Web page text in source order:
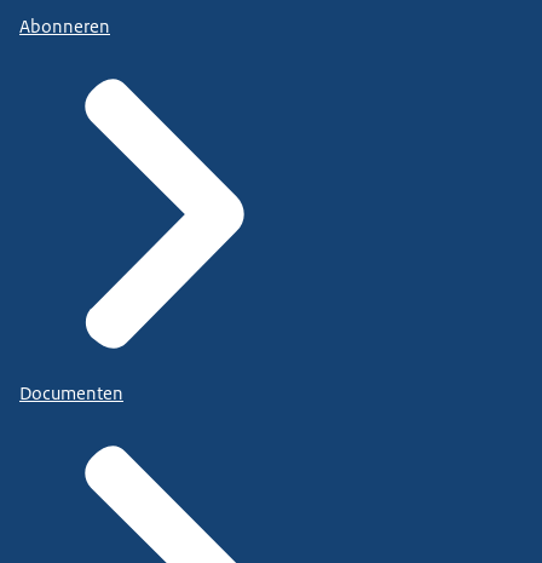
Abonneren
Documenten